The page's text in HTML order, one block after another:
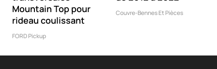
Mountain Top pour
rideau coulissant
FORD Pickup
Couvre-Bennes Et Pièces